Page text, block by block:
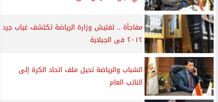
مفاجأة .. تفتيش وزارة الرياضة تكتشف غياب جرد
٢٠١٢ فى الجبلاية
الشباب والرياضة تحيل ملف اتحاد الكرة إلى
النائب العام